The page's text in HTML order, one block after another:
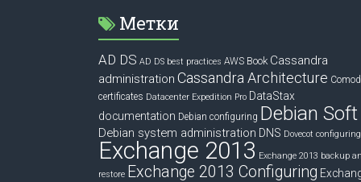
Метки
AD DS AD DS best practices AWS Book Cassandra
administration Cassandra Architecture
certificates Datacenter Expedition Pro DataStax
documentation Debian configuring Debian Soft
Debian system administration DNS Dovecot configuring
Exchange 2013 Exchange 2013 backup
restore Exchange 2013 Configuring